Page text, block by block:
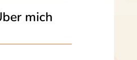
mich